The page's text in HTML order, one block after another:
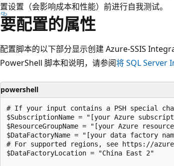
置设置（会影响成本和性能）前进行自我测试。
要配置的属性
配置脚本的以下部分显示创建 Azure-SSIS
PowerShell 脚本和说明，请参阅将 SQL Server
powershell
# If your input contains a PSH special
$SubscriptionName = "[your Azure
$ResourceGroupName = "[your Azure
$DataFactoryName = "[your data factory
# For supported regions, see https://
$DataFactoryLocation = "China East 2"